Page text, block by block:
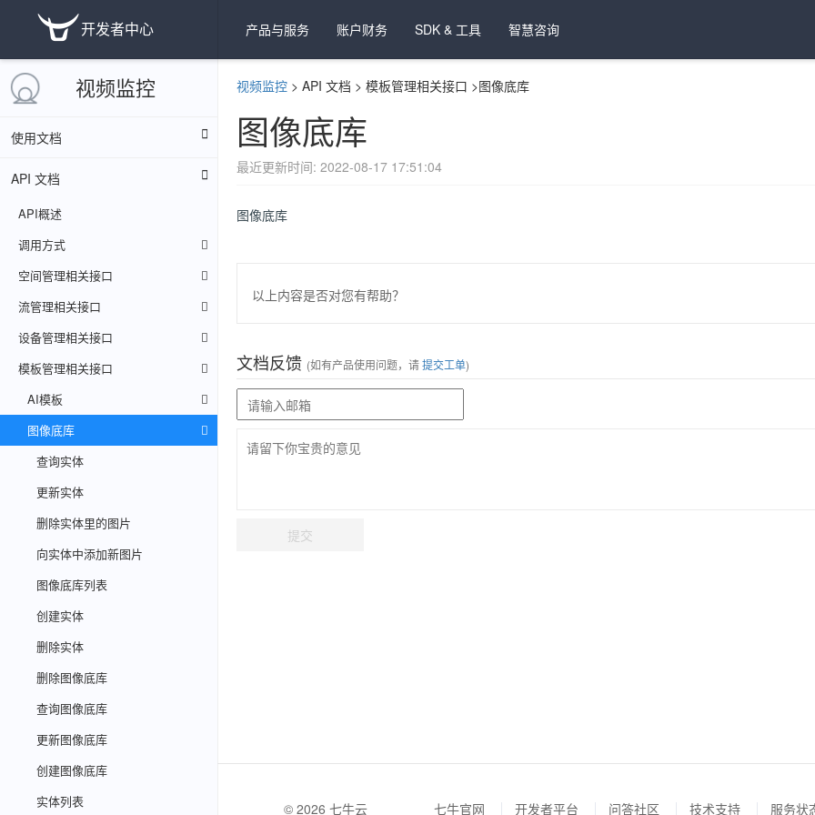
开发者中心 产品与服务 账户财务 SDK & 工具 智慧咨询
视频监控
使用文档
API 文档
API概述
调用方式
空间管理相关接口
流管理相关接口
设备管理相关接口
模板管理相关接口
AI模板
图像底库
查询实体
更新实体
删除实体里的图片
向实体中添加新图片
图像底库列表
创建实体
删除实体
删除图像底库
查询图像底库
更新图像底库
创建图像底库
实体列表
视频监控 > API 文档 > 模板管理相关接口 >图像底库
图像底库
最近更新时间: 2022-08-17 17:51:04
图像底库
以上内容是否对您有帮助？
文档反馈 (如有产品使用问题，请提交工单)
提交
© 2026 七牛云 七牛官网 开发者平台 问答社区 技术支持 服务状